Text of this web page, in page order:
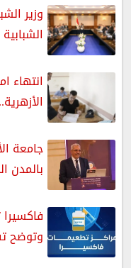
وزير
انتهاء
جامعة
بالمدن
وتوضح